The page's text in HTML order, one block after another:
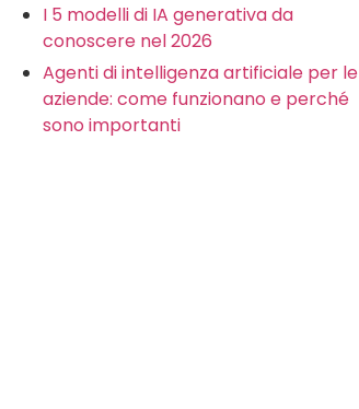
I 5 modelli di IA generativa da
conoscere nel 2026
Agenti di intelligenza artificiale per le
aziende: come funzionano e perché
sono importanti